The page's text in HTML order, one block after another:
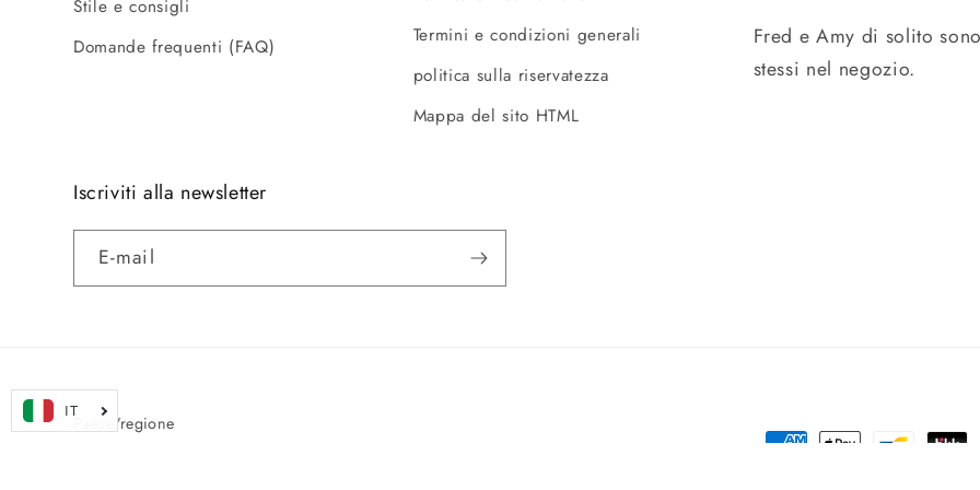
Stile e consigli
Domande frequenti (FAQ)
Termini e condizioni generali
politica sulla riservatezza
Mappa del sito HTML
Fred e Amy di solito
stessi nel negozio.
Iscriviti alla newsletter
E-mail
Paese/regione
Metodi